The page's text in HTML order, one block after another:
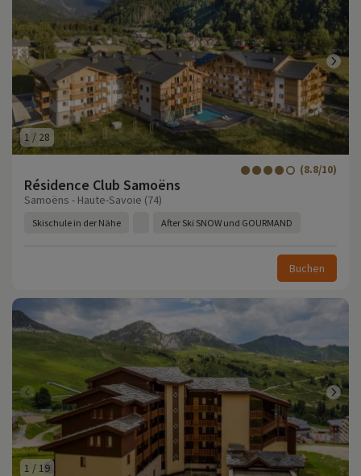
1 / 28
Résidence Club Samoëns
(8.8/10)
Samoëns - Haute-Savoie (74)
Skischule in der Nähe After Ski SNOW und GOURMAND
Buchen
1 / 19